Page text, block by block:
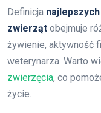
Definicja
zwierząt obejmuje
żywienie, aktywność
weterynarza. Warto
zwierzęcia, co
życie.